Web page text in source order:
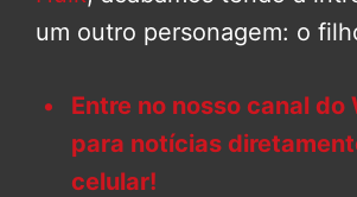
um outro personagem: o
Entre no nosso canal do
para notícias
celular!